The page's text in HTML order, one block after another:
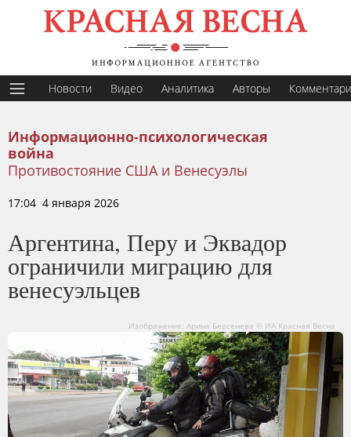
Новости Видео Аналитика Авторы
Информационно-психологическая
война
Противостояние США и Венесуэлы
17:04 4 января 2026
Аргентина, Перу и Эквадор
ограничили миграцию для
венесуэльцев
Изображение: Арина Берсенева © ИА Красная Весна